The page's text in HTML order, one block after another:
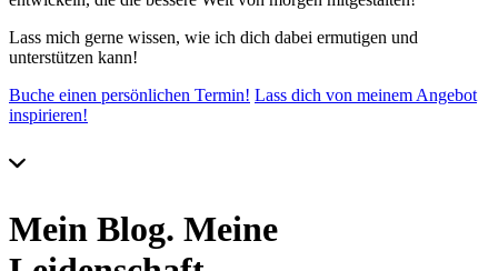
Lass mich gerne wissen, wie ich dich dabei ermutigen und
unterstützen kann!
Buche einen persönlichen Termin! Lass dich von meinem Angebot
inspirieren!
Mein Blog. Meine